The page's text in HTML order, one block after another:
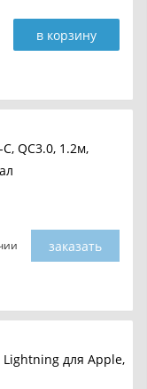
в корзину
QC3.0, 1.2м,
заказать
Lightning для Apple,